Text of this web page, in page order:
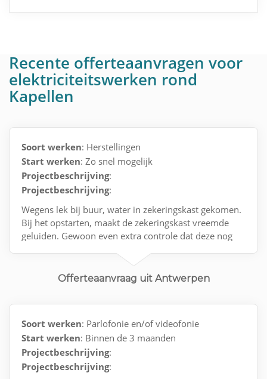
Recente offerteaanvragen voor
elektriciteitswerken rond
Kapellen
Soort werken: Herstellingen
Start werken: Zo snel mogelijk
Projectbeschrijving:
Projectbeschrijving:
Wegens lek bij buur, water in zekeringskast gekomen.
Bij het opstarten, maakt de zekeringskast vreemde
geluiden. Gewoon even extra controle dat deze nog
Offerteaanvraag uit Antwerpen
Soort werken: Parlofonie en/of videofonie
Start werken: Binnen de 3 maanden
Projectbeschrijving:
Projectbeschrijving: